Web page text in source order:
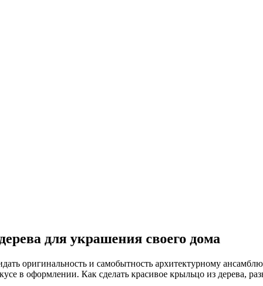
для украшения своего дома
оригинальность и самобытность архитектурному
в оформлении. Как сделать красивое крыльцо из дерева,